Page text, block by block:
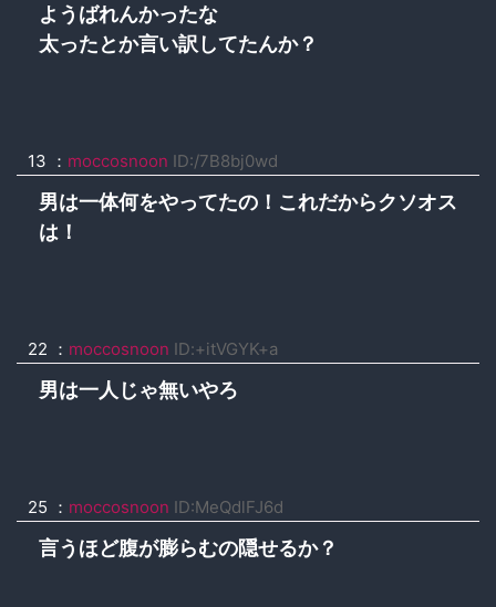
ようばれんかったな
太ったとか言い訳してたんか？
13 ： moccosnoon ID:/7B8bj0wd
男は一体何をやってたの！これだからクソオス
は！
22 ： moccosnoon ID:+itVGYK+a
男は一人じゃ無いやろ
25 ： moccosnoon ID:MeQdlFJ6d
言うほど腹が膨らむの隠せるか？